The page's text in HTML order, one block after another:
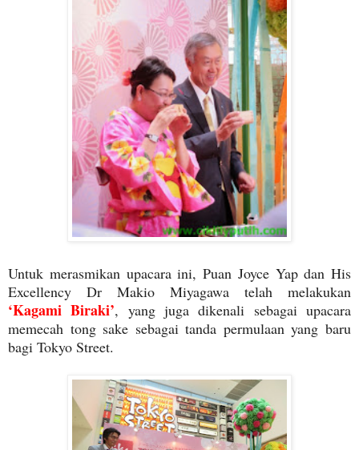
Untuk merasmikan upacara ini, Puan Joyce Yap dan His
Excellency Dr Makio Miyagawa telah melakukan
‘Kagami Biraki’, yang juga dikenali sebagai upacara
memecah tong sake sebagai tanda permulaan yang baru
bagi Tokyo Street.